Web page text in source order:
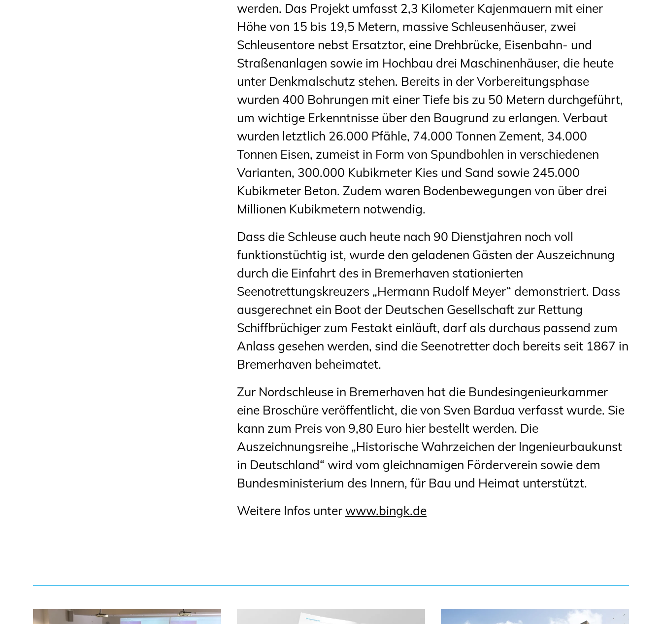
werden. Das Projekt umfasst 2,3 Kilometer Kajenmauern mit einer
Höhe von 15 bis 19,5 Metern, massive Schleusenhäuser, zwei
Schleusentore nebst Ersatztor, eine Drehbrücke, Eisenbahn- und
Straßenanlagen sowie im Hochbau drei Maschinenhäuser, die heute
unter Denkmalschutz stehen. Bereits in der Vorbereitungsphase
wurden 400 Bohrungen mit einer Tiefe bis zu 50 Metern durchgeführt,
um wichtige Erkenntnisse über den Baugrund zu erlangen. Verbaut
wurden letztlich 26.000 Pfähle, 74.000 Tonnen Zement, 34.000
Tonnen Eisen, zumeist in Form von Spundbohlen in verschiedenen
Varianten, 300.000 Kubikmeter Kies und Sand sowie 245.000
Kubikmeter Beton. Zudem waren Bodenbewegungen von über drei
Millionen Kubikmetern notwendig.
Dass die Schleuse auch heute nach 90 Dienstjahren noch voll
funktionstüchtig ist, wurde den geladenen Gästen der Auszeichnung
durch die Einfahrt des in Bremerhaven stationierten
Seenotrettungskreuzers „Hermann Rudolf Meyer“ demonstriert. Dass
ausgerechnet ein Boot der Deutschen Gesellschaft zur Rettung
Schiffbrüchiger zum Festakt einläuft, darf als durchaus passend zum
Anlass gesehen werden, sind die Seenotretter doch bereits seit 1867 in
Bremerhaven beheimatet.
Zur Nordschleuse in Bremerhaven hat die Bundesingenieurkammer
eine Broschüre veröffentlicht, die von Sven Bardua verfasst wurde. Sie
kann zum Preis von 9,80 Euro hier bestellt werden. Die
Auszeichnungsreihe „Historische Wahrzeichen der Ingenieurbaukunst
in Deutschland“ wird vom gleichnamigen Förderverein sowie dem
Bundesministerium des Innern, für Bau und Heimat unterstützt.
Weitere Infos unterwww.bingk.de